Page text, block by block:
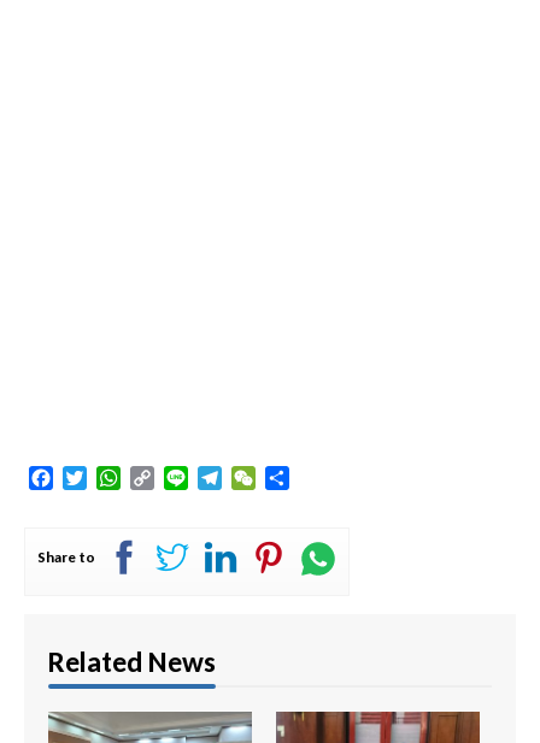
FacebookTwitterWhatsApp
Copy
Line TelegramWeChat
Share to
Related News